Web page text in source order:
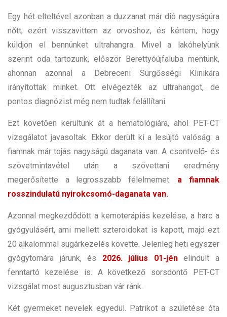
Egy hét elteltével azonban a duzzanat már dió nagyságúra
nőtt, ezért visszavittem az orvoshoz, és kértem, hogy
küldjön el bennünket ultrahangra. Mivel a lakóhelyünk
szerint oda tartozunk, először Berettyóújfaluba mentünk,
ahonnan azonnal a Debreceni Sürgősségi Klinikára
irányítottak minket. Ott elvégezték az ultrahangot, de
pontos diagnózist még nem tudtak felállítani.
Ezt követően kerültünk át a hematológiára, ahol PET-CT
vizsgálatot javasoltak. Ekkor derült ki a lesújtó valóság: a
fiamnak már tojás nagyságú daganata van. A csontvelő- és
szövetmintavétel után a szövettani eredmény
megerősítette a legrosszabb félelmemet: a fiamnak
rosszindulatú nyirokcsomó-daganata van.
Azonnal megkezdődött a kemoterápiás kezelése, a harc a
gyógyulásért, ami mellett szteroidokat is kapott, majd ezt
20 alkalommal sugárkezelés követte. Jelenleg heti egyszer
gyógytornára járunk, és 2026. július 01-jénelindult a
fenntartó kezelése is. A következő sorsdöntő PET-CT
vizsgálat most augusztusban vár ránk.
Két gyermeket nevelek egyedül. Patrikot a születése óta